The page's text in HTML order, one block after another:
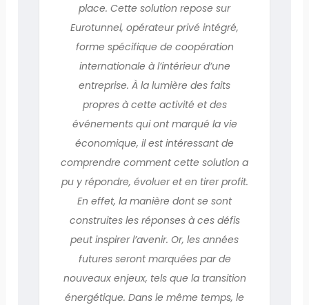
place. Cette solution repose sur
Eurotunnel, opérateur privé intégré,
forme spécifique de coopération
internationale à l’intérieur d’une
entreprise. À la lumière des faits
propres à cette activité et des
événements qui ont marqué la vie
économique, il est intéressant de
comprendre comment cette solution a
pu y répondre, évoluer et en tirer profit.
En effet, la manière dont se sont
construites les réponses à ces défis
peut inspirer l’avenir. Or, les années
futures seront marquées par de
nouveaux enjeux, tels que la transition
énergétique. Dans le même temps, le